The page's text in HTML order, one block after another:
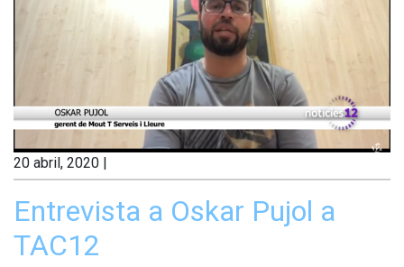
20 abril, 2020 |
Entrevista a Oskar Pujol a
TAC12